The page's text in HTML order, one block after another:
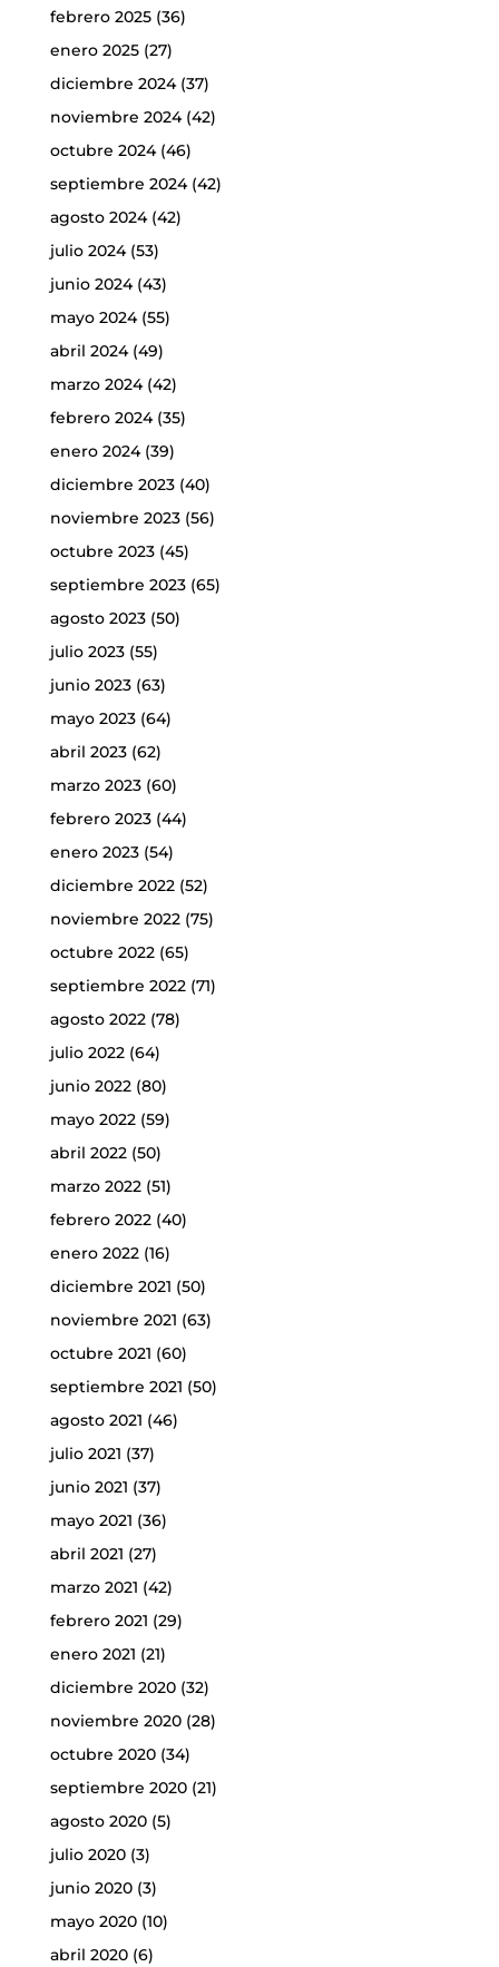
febrero 2025(36)
enero 2025(27)
diciembre 2024(37)
noviembre 2024(42)
octubre 2024(46)
septiembre 2024(42)
agosto 2024(42)
julio 2024(53)
junio 2024(43)
mayo 2024(55)
abril 2024(49)
marzo 2024(42)
febrero 2024(35)
enero 2024(39)
diciembre 2023(40)
noviembre 2023(56)
octubre 2023(45)
septiembre 2023(65)
agosto 2023(50)
julio 2023(55)
junio 2023(63)
mayo 2023(64)
abril 2023(62)
marzo 2023(60)
febrero 2023(44)
enero 2023(54)
diciembre 2022(52)
noviembre 2022(75)
octubre 2022(65)
septiembre 2022(71)
agosto 2022(78)
julio 2022(64)
junio 2022(80)
mayo 2022(59)
abril 2022(50)
marzo 2022(51)
febrero 2022(40)
enero 2022(16)
diciembre 2021 (50)
noviembre 2021 (63)
octubre 2021 (60)
septiembre 2021 (50)
agosto 2021 (46)
julio 2021 (37)
junio 2021 (37)
mayo 2021 (36)
abril 2021 (27)
marzo 2021 (42)
febrero 2021 (29)
enero 2021 (21)
diciembre 2020(32)
noviembre 2020(28)
octubre 2020(34)
septiembre 2020(21)
agosto 2020(5)
julio 2020(3)
junio 2020(3)
mayo 2020(10)
abril 2020(6)